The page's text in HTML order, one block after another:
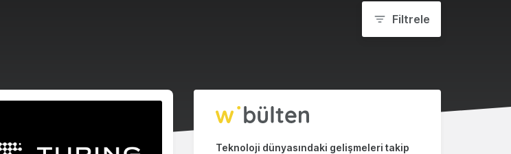
Filtrele
Teknoloji dünyasındaki gelişmeleri takip